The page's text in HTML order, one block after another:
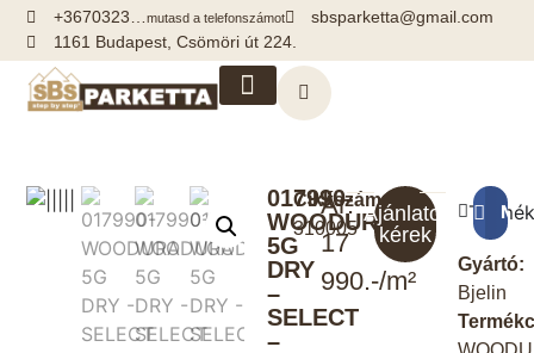
+3670323…mutasd a telefonszámot
sbsparketta@gmail.com
1161 Budapest, Csömöri út 224.
017990-
WOODURA
5G
DRY
–
SELECT
–
Cikkszám:
310005
Ár:
17
990.-/m²
Ajánlatot
kérek
Gyártó:
Bjelin